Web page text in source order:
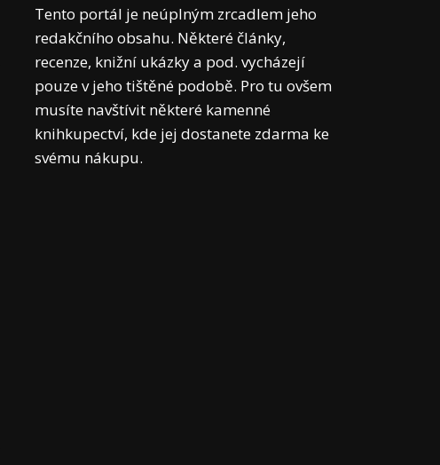
Tento portál je neúplným zrcadlem jeho
redakčního obsahu. Některé články,
recenze, knižní ukázky a pod. vycházejí
pouze v jeho tištěné podobě. Pro tu ovšem
musíte navštívit některé kamenné
knihkupectví, kde jej dostanete zdarma ke
svému nákupu.